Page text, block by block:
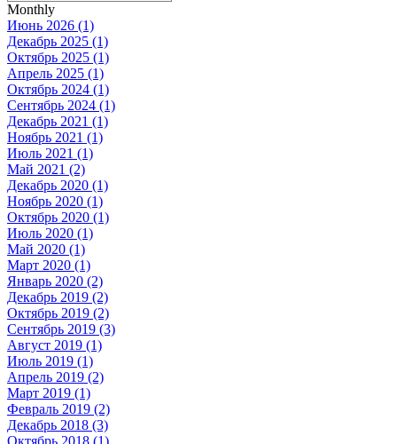
Monthly
Июнь 2026 (1)
Декабрь 2025 (1)
Октябрь 2025 (1)
Апрель 2025 (1)
Октябрь 2024 (1)
Сентябрь 2024 (1)
Декабрь 2021 (1)
Ноябрь 2021 (1)
Июль 2021 (1)
Май 2021 (2)
Декабрь 2020 (1)
Ноябрь 2020 (1)
Октябрь 2020 (1)
Июль 2020 (1)
Май 2020 (1)
Март 2020 (1)
Январь 2020 (2)
Декабрь 2019 (2)
Октябрь 2019 (2)
Сентябрь 2019 (3)
Август 2019 (1)
Июль 2019 (1)
Апрель 2019 (2)
Март 2019 (1)
Февраль 2019 (2)
Декабрь 2018 (3)
Октябрь 2018 (1)